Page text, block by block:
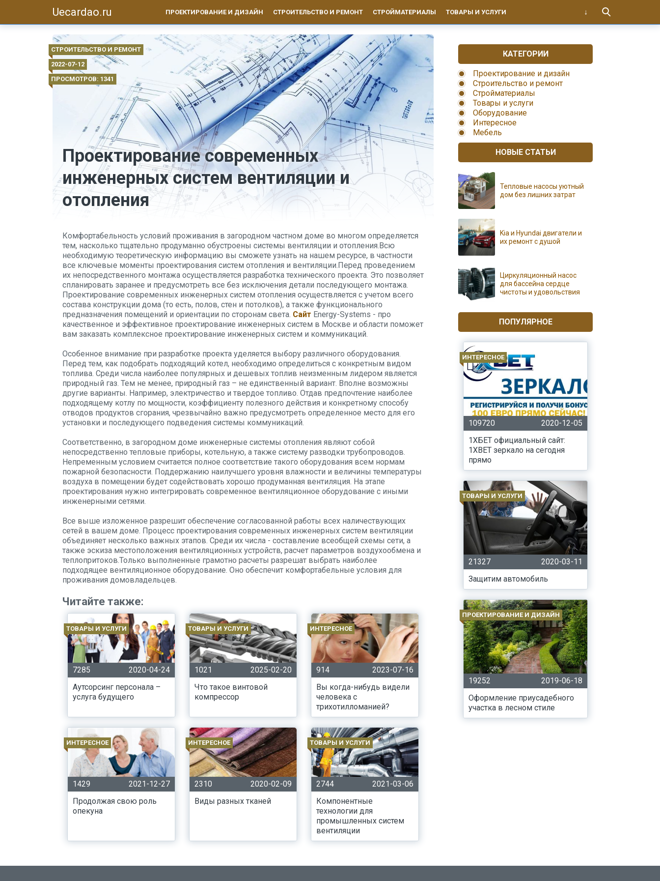
Uecardao.ru ПРОЕКТИРОВАНИЕ И ДИЗАЙН СТРОИТЕЛЬСТВО И РЕМОНТ СТРОЙМАТЕРИАЛЫ ТОВАРЫ И УСЛУГИ
СТРОИТЕЛЬСТВО И РЕМОНТ
2022-07-12
ПРОСМОТРОВ: 1341
Проектирование современных
инженерных систем вентиляции и
отопления
Комфортабельность условий проживания в загородном частном доме во многом определяется
тем, насколько тщательно продуманно обустроены системы вентиляции и отопления.Всю
необходимую теоретическую информацию вы сможете узнать на нашем ресурсе, в частности
все ключевые моменты проектирования систем отопления и вентиляции.Перед проведением
их непосредственного монтажа осуществляется разработка технического проекта. Это позволяет
спланировать заранее и предусмотреть все без исключения детали последующего монтажа.
Проектирование современных инженерных систем отопления осуществляется с учетом всего
состава конструкции дома (то есть, полов, стен и потолков), а также функционального
предназначения помещений и ориентации по сторонам света. Сайт Energy-Systems - про
качественное и эффективное проектирование инженерных систем в Москве и области поможет
вам заказать комплексное проектирование инженерных систем и коммуникаций.
Особенное внимание при разработке проекта уделяется выбору различного оборудования.
Перед тем, как подобрать подходящий котел, необходимо определиться с конкретным видом
топлива. Среди числа наиболее популярных и дешевых топлив неизменным лидером является
природный газ. Тем не менее, природный газ – не единственный вариант. Вполне возможны
другие варианты. Например, электричество и твердое топливо. Отдав предпочтение наиболее
подходящему котлу по мощности, коэффициенту полезного действия и конкретному способу
отводов продуктов сгорания, чрезвычайно важно предусмотреть определенное место для его
установки и последующего подведения системы коммуникаций.
Соответственно, в загородном доме инженерные системы отопления являют собой
непосредственно тепловые приборы, котельную, а также систему разводки трубопроводов.
Непременным условием считается полное соответствие такого оборудования всем нормам
пожарной безопасности. Поддержанию наилучшего уровня влажности и величины температуры
воздуха в помещении будет содействовать хорошо продуманная вентиляция. На этапе
проектирования нужно интегрировать современное вентиляционное оборудование с иными
инженерными сетями.
Все выше изложенное разрешит обеспечение согласованной работы всех наличествующих
сетей в вашем доме. Процесс проектирования современных инженерных систем вентиляции
объединяет несколько важных этапов. Среди их числа - составление всеобщей схемы сети, а
также эскиза местоположения вентиляционных устройств, расчет параметров воздухообмена и
теплопритоков.Только выполненные грамотно расчеты разрешат выбрать наиболее
подходящее вентиляционное оборудование. Оно обеспечит комфортабельные условия для
проживания домовладельцев.
Читайте также:
ТОВАРЫ И УСЛУГИ
7285
2020-04-24
Аутсорсинг персонала –
услуга будущего
ТОВАРЫ И УСЛУГИ
1021
2025-02-20
Что такое винтовой
компрессор
ИНТЕРЕСНОЕ
914
2023-07-16
Вы когда-нибудь видели
человека с
трихотилломанией?
ИНТЕРЕСНОЕ
1429
2021-12-27
Продолжая свою роль
опекуна
ИНТЕРЕСНОЕ
2310
2020-02-09
Виды разных тканей
ТОВАРЫ И УСЛУГИ
2744
2021-03-06
Компонентные
технологии для
промышленных систем
вентиляции
КАТЕГОРИИ
Проектирование и дизайн
Строительство и ремонт
Стройматериалы
Товары и услуги
Оборудование
Интересное
Мебель
НОВЫЕ СТАТЬИ
Тепловые насосы уютный
дом без лишних затрат
Kia и Hyundai двигатели и
их ремонт с душой
Циркуляционный насос
для бассейна сердце
чистоты и удовольствия
ПОПУЛЯРНОЕ
ИНТЕРЕСНОЕ
109720
2020-12-05
1ХБЕТ официальный сайт:
1XBET зеркало на сегодня
прямо
ТОВАРЫ И УСЛУГИ
21327
2020-03-11
Защитим автомобиль
ПРОЕКТИРОВАНИЕ И ДИЗАЙН
19252
2019-06-18
Оформление приусадебного
участка в лесном стиле